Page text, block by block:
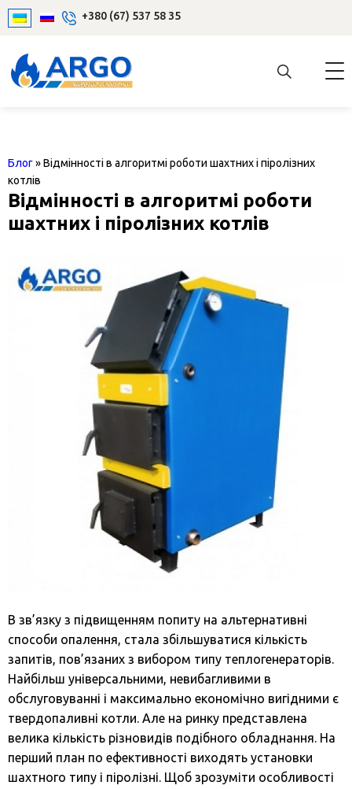
+380 (67) 537 58 35
Блог»Відмінності в алгоритмі роботи шахтних і піролізних
котлів
Відмінності в алгоритмі роботи
шахтних і піролізних котлів
В зв’язку з підвищенням попиту на альтернативні
способи опалення, стала збільшуватися кількість
запитів, пов’язаних з вибором типу теплогенераторів.
Найбільш універсальними, невибагливими в
обслуговуванні і максимально економічно вигідними є
твердопаливні котли. Але на ринку представлена
велика кількість різновидів подібного обладнання. На
перший план по ефективності виходять установки
шахтного типу і піролізні. Щоб зрозуміти особливості